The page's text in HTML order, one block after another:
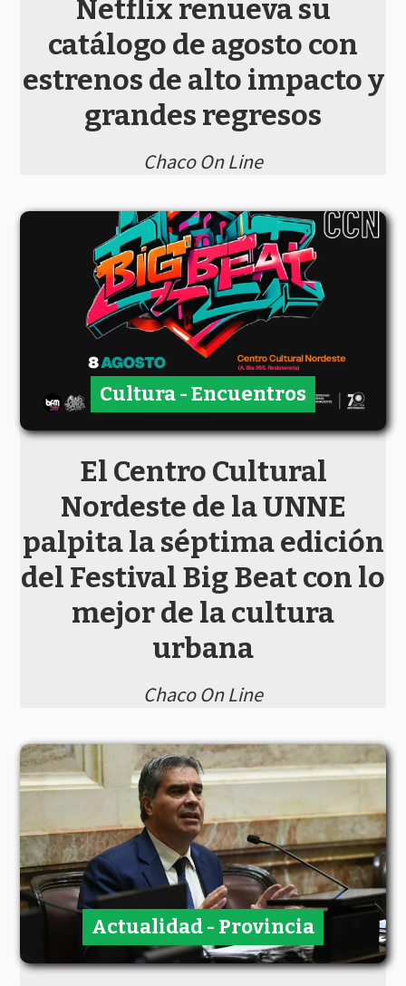
Netflix renueva su
catálogo de agosto con
estrenos de alto impacto y
grandes regresos
Chaco On Line
El Centro Cultural
Nordeste de la UNNE
palpita la séptima edición
del Festival Big Beat con lo
mejor de la cultura
urbana
Chaco On Line
Cultura - Encuentros
Actualidad - Provincia